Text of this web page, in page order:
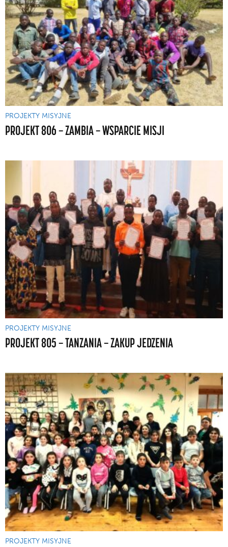
PROJEKTY MISYJNE
PROJEKT 806 — ZAMBIA — WSPARCIE MISJI
PROJEKTY MISYJNE
PROJEKT 805 — TANZANIA — ZAKUP JEDZENIA
PROJEKTY MISYJNE